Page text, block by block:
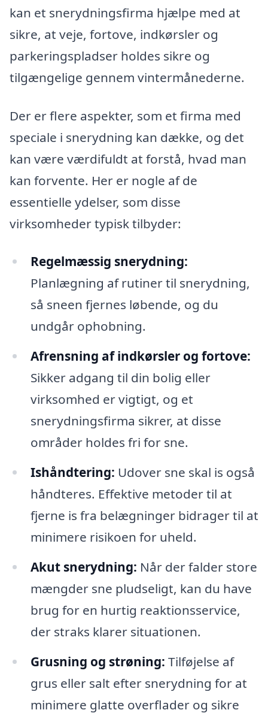
kan et snerydningsfirma hjælpe med at
sikre, at veje, fortove, indkørsler og
parkeringspladser holdes sikre og
tilgængelige gennem vintermånederne.
Der er flere aspekter, som et firma med
speciale i snerydning kan dække, og det
kan være værdifuldt at forstå, hvad man
kan forvente. Her er nogle af de
essentielle ydelser, som disse
virksomheder typisk tilbyder:
Regelmæssig snerydning:
Planlægning af rutiner til snerydning,
så sneen fjernes løbende, og du
undgår ophobning.
Afrensning af indkørsler og fortove:
Sikker adgang til din bolig eller
virksomhed er vigtigt, og et
snerydningsfirma sikrer, at disse
områder holdes fri for sne.
Ishåndtering: Udover sne skal is også
håndteres. Effektive metoder til at
fjerne is fra belægninger bidrager til at
minimere risikoen for uheld.
Akut snerydning: Når der falder store
mængder sne pludseligt, kan du have
brug for en hurtig reaktionsservice,
der straks klarer situationen.
Grusning og strøning: Tilføjelse af
grus eller salt efter snerydning for at
minimere glatte overflader og sikre